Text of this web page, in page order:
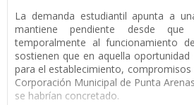
La demanda estudiantil apunta a
mantiene pendiente desde
temporalmente al funcionamiento
sostienen que en aquella
para el establecimiento,
Corporación Municipal de Punta
se habrían concretado.